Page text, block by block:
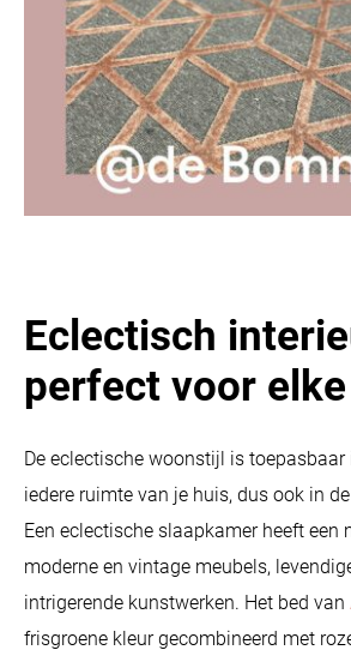
Eclectisch
perfect voor
De eclectische woonstijl is
iedere ruimte van je huis, dus ook in
Een eclectische slaapkamer heeft een
moderne en vintage meubels,
intrigerende kunstwerken. Het bed van
frisgroene kleur gecombineerd met